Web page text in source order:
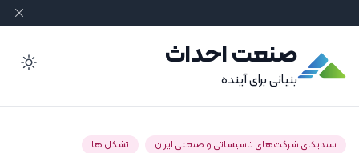
صنعت احداث
بنیانی برای آینده
سندیکای شرکت‌های تاسیساتی و صنعتی ایران
تشکل ها